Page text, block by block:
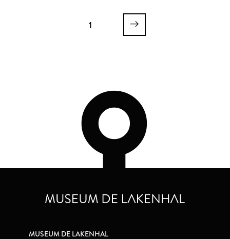
1
MUSEUM DE LAKENHAL